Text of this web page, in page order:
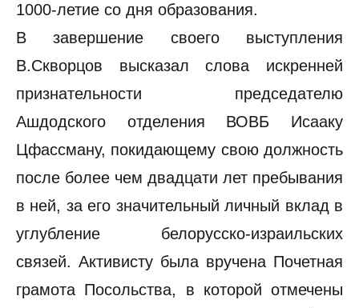
1000-летие со дня образования.
В завершение своего выступления
В.Скворцов высказал слова искренней
признательности председателю
Ашдодского отделения ВОВБ Исааку
Цфассману, покидающему свою должность
после более чем двадцати лет пребывания
в ней, за его значительный личный вклад в
углубление белорусско-израильских
связей. Активисту была вручена Почетная
грамота Посольства, в которой отмечены